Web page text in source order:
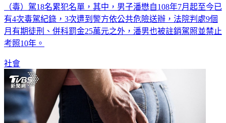
（毒）駕18名累犯名單，其中，男子潘懋自108年7月起至今已
有4次毒駕紀錄，3次遭到警方依公共危險送辦，法院判處9個
月有期徒刑、併科罰金25萬元之外，潘男也被註銷駕照並禁止
考照10年。
社會